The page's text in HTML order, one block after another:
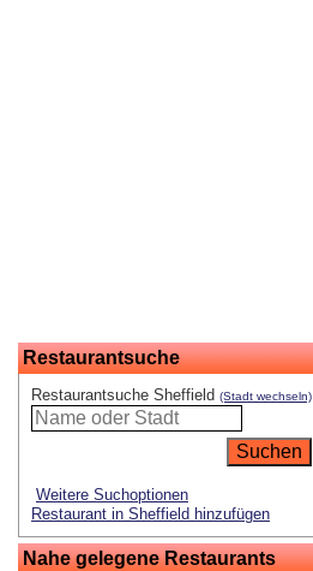
Restaurantsuche
Restaurantsuche Sheffield (Stadt wechseln)
Weitere Suchoptionen
Restaurant in Sheffield hinzufügen
Nahe gelegene Restaurants